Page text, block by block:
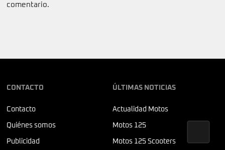
comentario.
CONTACTO
Contacto
Quiénes somos
Publicidad
ÚLTIMAS NOTICIAS
Actualidad Motos
Motos 125
Motos 125 Scooters